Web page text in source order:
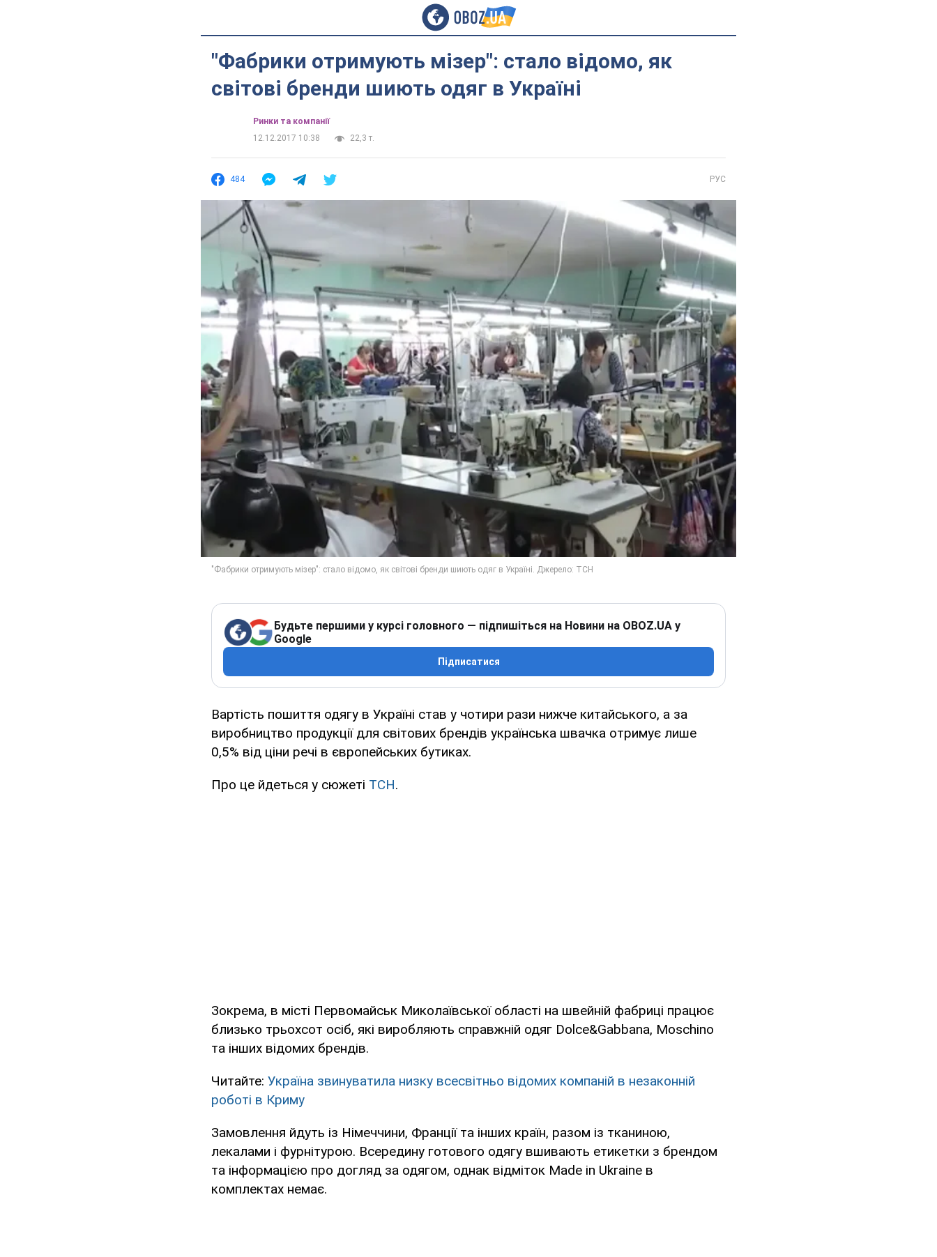
"Фабрики отримують мізер": стало відомо, як
світові бренди шиють одяг в Україні
Ринки та компанії
12.12.2017 10:38
22,3 т.
484 РУС
Будьте першими у курсі головного — підпишіться на Новини на OBOZ.UA у
Google
Підписатися
Вартість пошиття одягу в Україні став у чотири рази нижче китайського, а за
виробництво продукції для світових брендів українська швачка отримує лише
0,5% від ціни речі в європейських бутиках.
Про це йдеться у сюжеті ТСН.
Зокрема, в місті Первомайськ Миколаївської області на швейній фабриці працює
близько трьохсот осіб, які виробляють справжній одяг Dolce&Gabbana, Moschino
та інших відомих брендів.
Читайте: Україна звинуватила низку всесвітньо відомих компаній в незаконній
роботі в Криму
Замовлення йдуть із Німеччини, Франції та інших країн, разом із тканиною,
лекалами і фурнітурою. Всередину готового одягу вшивають етикетки з брендом
та інформацією про догляд за одягом, однак відміток Made in Ukraine в
комплектах немає.